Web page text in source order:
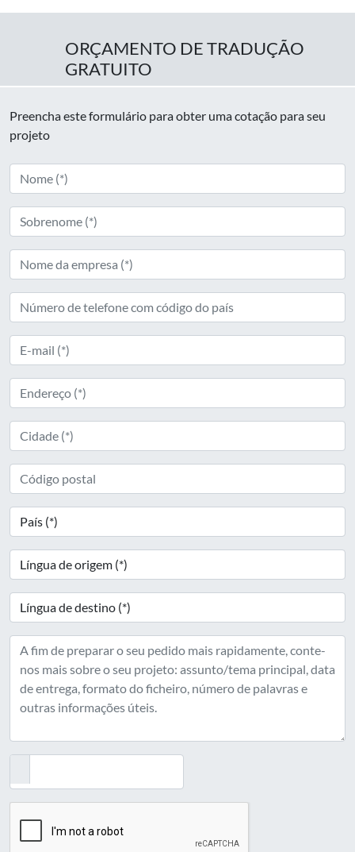
ORÇAMENTO DE TRADUÇÃO
GRATUITO
Preencha este formulário para obter uma cotação para seu
projeto